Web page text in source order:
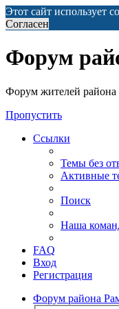
Этот сайт использует
Согласен
Форум
Форум жителей района
Пропустить
Ссылки
Темы без
Активные
Поиск
Наша
FAQ
Вход
Регистрация
Форум района